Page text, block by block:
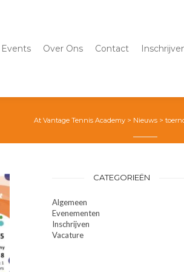
Events Over Ons Contact
At Vantage Tennis Academy > Nieuws >
CATEGORIEËN
Algemeen
Evenementen
Inschrijven
Vacature